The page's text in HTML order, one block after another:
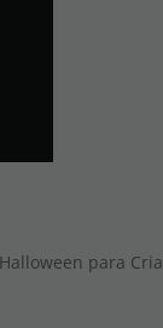
para